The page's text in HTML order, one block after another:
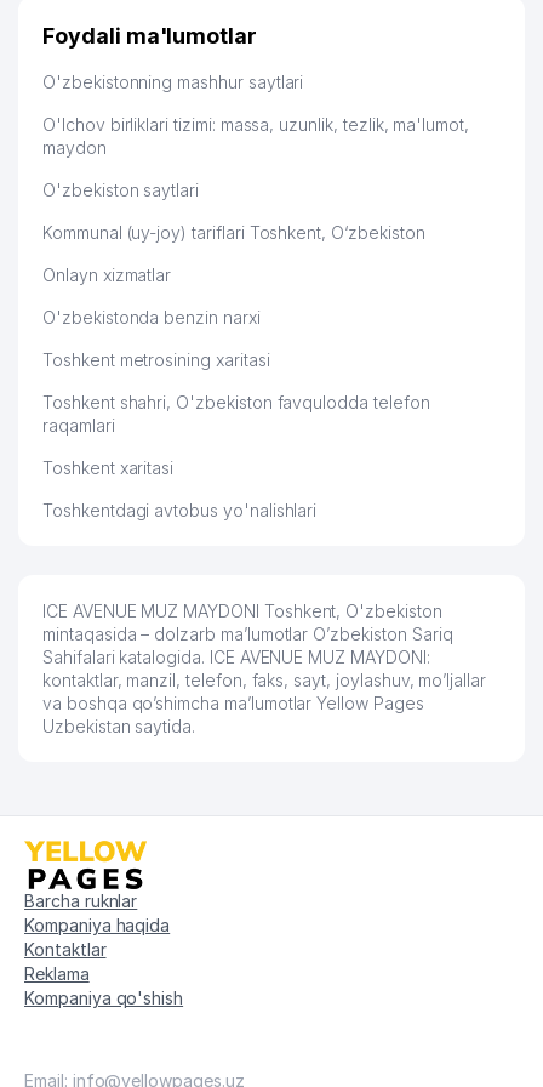
52
POLIKLINIKASI AJ
54 ALOQA BO'LIMI № 72
55 ATS №291/293
56 SVID XUSUSIY KORXONASI
57 BUR-BAT XUSUSIY KORXONASI
58 BOLALAR BOG'CHASI №345
59 PANORAMA VISION MChJ
61
O`ZBEKISTON RESPUBLIKASI
MILLIY GVARDIYASI TOSHKENT
''TEMURBEKLAR MAKTABI'' HARBIY-
AKADEMIK LITSEYI
680 м
64
SHOSAIDOV I.N. XUSUSIY
KORXONASI
65 SIS TRAVEL ShK
66
67 LIRRON DESIGN MChJ
№ 3
Foydali ma'lumotlar
O'zbekistonning mashhur saytlari
O'lchov birliklari tizimi: massa, uzunlik, tezlik, ma'lumot,
maydon
O'zbekiston saytlari
Kommunal (uy-joy) tariflari Toshkent, O‘zbekiston
Onlayn xizmatlar
O'zbekistonda benzin narxi
Toshkent metrosining xaritasi
Toshkent shahri, O'zbekiston favqulodda telefon
raqamlari
Toshkent xaritasi
Toshkentdagi avtobus yo'nalishlari
ICE AVENUE MUZ MAYDONI Toshkent, O'zbekiston
mintaqasida – dolzarb ma’lumotlar O’zbekiston Sariq
Sahifalari katalogida. ICE AVENUE MUZ MAYDONI:
kontaktlar, manzil, telefon, faks, sayt, joylashuv, mo’ljallar
va boshqa qo’shimcha ma’lumotlar Yellow Pages
Uzbekistan saytida.
Barcha ruknlar
Kompaniya haqida
Kontaktlar
Reklama
Kompaniya qo'shish
Email: info@yellowpages.uz